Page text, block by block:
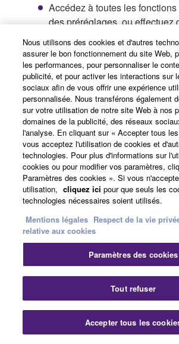
Accédez à toutes les
des préréglages, ou effectuez
précis de l'égalisation
du routage via l'écran LCD
D-Contour et circuits de
Préréglage pour la position
Coffret en multiplis léger mais
revêtement en polyurée de
Housse de protection
DZR10)
Le pavillon rotatif et les
d'installation (UB-DZR)
souplesse de placement des
Finition durable en noir ou en
Enregistrement produit
DXS18XLF-D / DXS18XLF-DW
Nous utilisons des cookies et d'autres
assurer le bon fonctionnement du site Web,
les performances, pour personnaliser le
publicité, et pour activer les interactions sur
sociaux afin de vous offrir une expérience
personnalisée. Nous transférons également
sur votre utilisation de notre site Web à nos
domaines de la publicité, des réseaux
l'analyse. En cliquant sur « Accepter tous
vous acceptez l'utilisation de cookies et
technologies. Pour plus d'informations sur
cookies ou pour modifier vos paramètres,
Paramètres des cookies ». Si vous
utilisation, cliquez ici pour que seuls les
technologies nécessaires soient utilisés.
Mentions légales Respect de la vie
relative aux cookies
Paramètres des cookies
Tout refuser
Accepter tous les